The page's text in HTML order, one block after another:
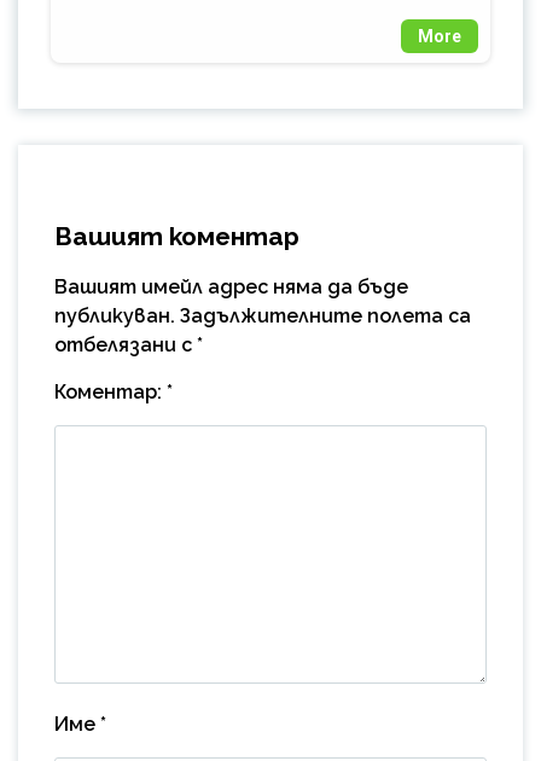
More
Вашият коментар
Вашият имейл адрес няма да бъде
публикуван. Задължителните полета са
отбелязани с *
Коментар: *
Име *